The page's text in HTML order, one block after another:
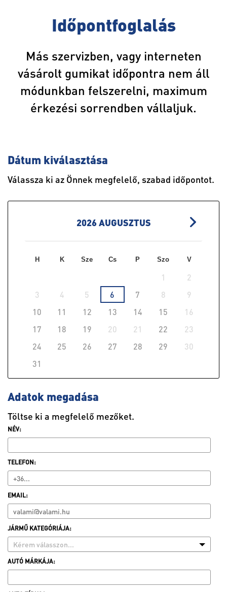
Időpontfoglalás
Más szervizben, vagy interneten
vásárolt gumikat időpontra nem áll
módunkban felszerelni, maximum
érkezési sorrendben vállaljuk.
Dátum kiválasztása
Válassza ki az Önnek megfelelő, szabad időpontot.
2026AUGUSZTUS
H K Sze Cs P Szo V
1
2
3
4 5 6 7 8
9
10
11 12 13 14 15
16
17
18 19 20 21 22
23
24
25 26 27 28 29
30
31
Adatok megadása
Töltse ki a megfelelő mezőket.
NÉV:
TELEFON:
EMAIL:
JÁRMŰ KATEGÓRIÁJA:
Kérem válasszon...
AUTÓ MÁRKÁJA: